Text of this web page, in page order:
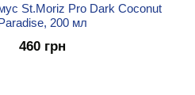
St.Moriz Pro Dark Coconut
200 мл
460 грн